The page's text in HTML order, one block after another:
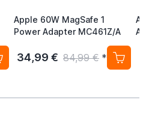
Apple 60W MagSafe 1
Power Adapter MC461Z/A
34,99 € 84,99 € *